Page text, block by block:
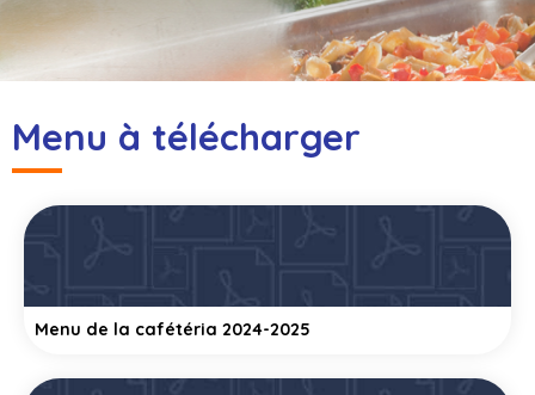
Menu à télécharger
Menu de la cafétéria 2024-2025